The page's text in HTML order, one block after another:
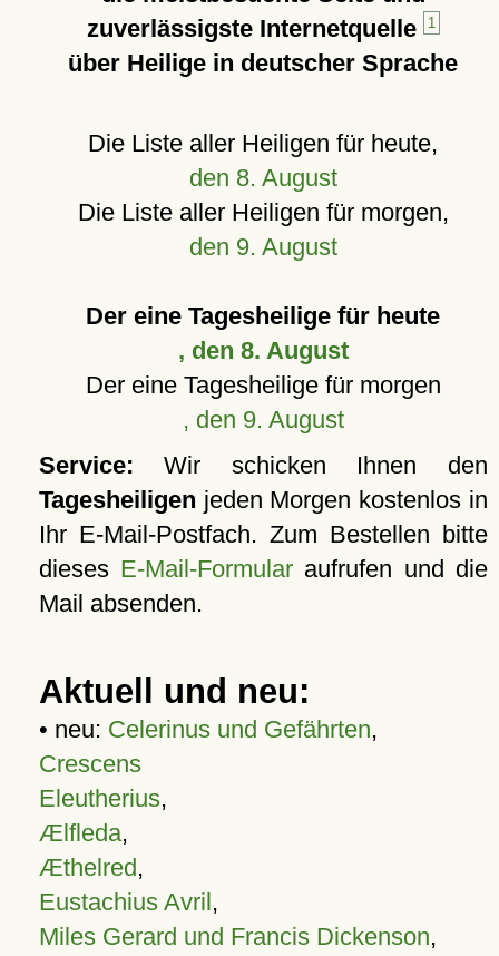
zuverlässigste Internetquelle
1
über Heilige in deutscher Sprache
Die Liste aller Heiligen für heute,
den 8. August
Die Liste aller Heiligen für morgen,
den 9. August
Der eine Tagesheilige für heute
, den 8. August
Der eine Tagesheilige für morgen
, den 9. August
Service: Wir schicken Ihnen den
Tagesheiligen jeden Morgen kostenlos in
Ihr E-Mail-Postfach. Zum Bestellen bitte
dieses E-Mail-Formular aufrufen und die
Mail absenden.
Aktuell und neu:
• neu: Celerinus und Gefährten,
Crescens
Eleutherius,
Ælfleda,
Æthelred,
Eustachius Avril,
Miles Gerard und Francis Dickenson,